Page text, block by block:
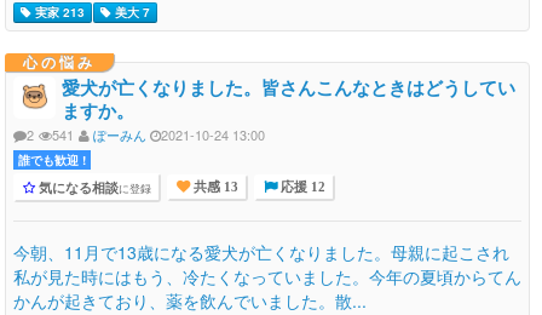
実家 213
美大 7
心の悩み
愛犬が亡くなりました。皆さんこんなときはどうしてい
ますか。
2 541 ぽーみん 2021-10-24 13:00
誰でも歓迎 !
気になる相談に登録 共感 13 応援 12
今朝、11月で13歳になる愛犬が亡くなりました。母親に起こされ
私が見た時にはもう、冷たくなっていました。今年の夏頃からてん
かんが起きており、薬を飲んでいました。散...